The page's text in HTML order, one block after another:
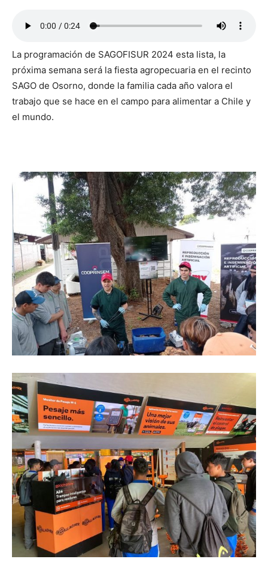
La programación de SAGOFISUR 2024 esta lista, la
próxima semana será la fiesta agropecuaria en el recinto
SAGO de Osorno, donde la familia cada año valora el
trabajo que se hace en el campo para alimentar a Chile y
el mundo.